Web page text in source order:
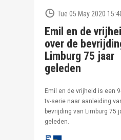
Tue 05 May 2020
Emil en de
over de
Limburg 75 jaar
geleden
Emil en de vrijheid is een
tv-serie naar aanleiding
bevrijding van Limburg 75
geleden.